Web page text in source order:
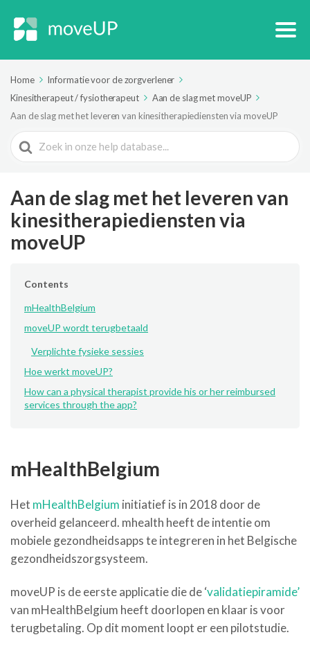
Home
Informatie voor de zorgverlener
Kinesitherapeut / fysiotherapeut
Aan de slag met moveUP
Aan de slag met het leveren van kinesitherapiediensten via moveUP
Search
For
Aan de slag met het leveren van
kinesitherapiediensten via
moveUP
Contents
mHealthBelgium
moveUP wordt terugbetaald
Verplichte fysieke sessies
Hoe werkt moveUP?
How can a physical therapist provide his or her reimbursed
services through the app?
mHealthBelgium
Het mHealthBelgium initiatief is in 2018 door de
overheid gelanceerd. mhealth heeft de intentie om
mobiele gezondheidsapps te integreren in het Belgische
gezondheidszorgsysteem.
moveUP is de eerste applicatie die de ‘validatiepiramide’
van mHealthBelgium heeft doorlopen en klaar is voor
terugbetaling. Op dit moment loopt er een pilotstudie.